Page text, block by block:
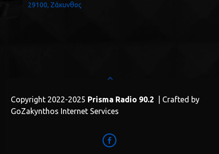
29100, Ζάκυνθος
Copyright 2022-2025 Prisma Radio 90.2 | Crafted by
GoZakynthos Internet Services